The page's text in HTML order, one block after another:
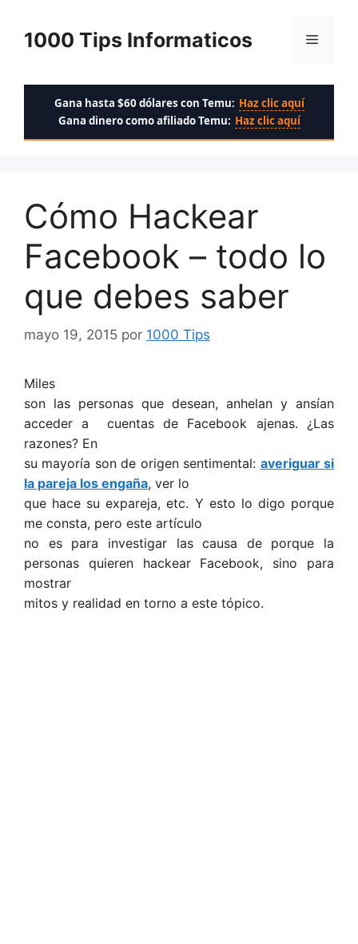
contenido
1000 Tips Informaticos Menú
Gana hasta $60 dólares con Temu: Haz clic aquí
Gana dinero como afiliado Temu: Haz clic aquí
Cómo Hackear
Facebook – todo lo
que debes saber
mayo 19, 2015 por 1000 Tips
Miles
son las personas que desean, anhelan y ansían
acceder a cuentas de Facebook ajenas. ¿Las
razones? En
su mayoría son de origen sentimental: averiguar si
la pareja los engaña, ver lo
que hace su expareja, etc. Y esto lo digo porque
me consta, pero este artículo
no es para investigar las causa de porque la
personas quieren hackear Facebook, sino para
mostrar
mitos y realidad en torno a este tópico.